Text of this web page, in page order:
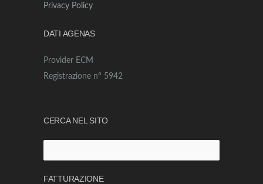
Privacy Policy
DATI AGENAS
Provider ECM
Registrazione n° 5942
CERCA NEL SITO
FATTURAZIONE